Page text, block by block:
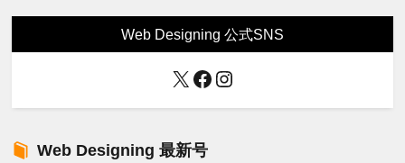
Web Designing 公式SNS
X Facebook
Instagram
Web Designing 最新号